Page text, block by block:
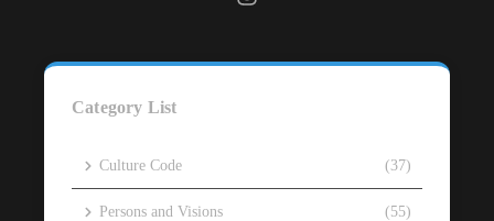
Category List
Culture Code (37)
Persons and Visions (55)